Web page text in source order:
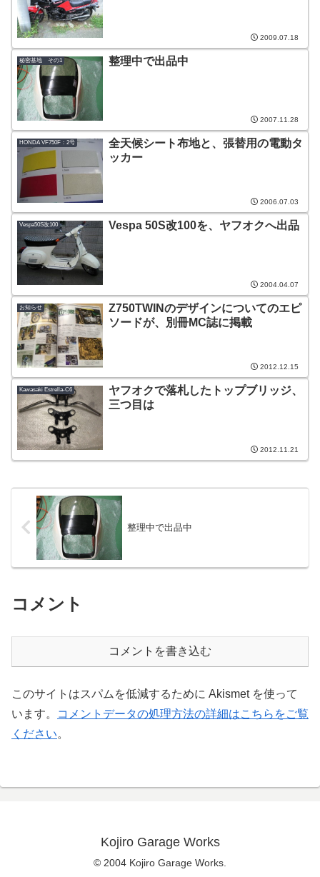
2009.07.18
秘密基地 その1 整理中で出品中
2007.11.28
HONDA VF750F：2号
全天候シート布地と、張替用の電動タ
ッカー
2006.07.03
Vespa50S改100 Vespa 50S改100を、ヤフオクへ出品
2004.04.07
お知らせ
Z750TWINのデザインについてのエピ
ソードが、別冊MC誌に掲載
2012.12.15
Kawasaki Estrella-C6
ヤフオクで落札したトップブリッジ、
三つ目は
2012.11.21
整理中で出品中
コメント
コメントを書き込む
このサイトはスパムを低減するために Akismet を使って
います。
コメントデータの処理方法の詳細はこちらをご覧
ください。
Kojiro Garage Works
© 2004 Kojiro Garage Works.